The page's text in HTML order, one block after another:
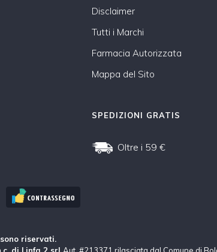
Disclaimer
Tutti i Marchi
Farmacia Autorizzata
Mappa del Sito
SPEDIZIONI GRATIS
Oltre i 59 €
riservati.